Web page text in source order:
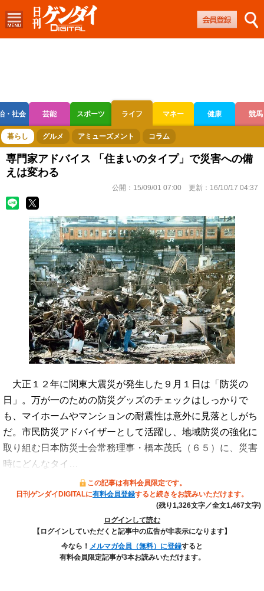
・社会 芸能 スポーツ ライフ マネー 健康 競馬
ボートレース 競輪 オートレース
暮らし グルメ アミューズメント コラム
専門家アドバイス 「住まいのタイプ」で災害への備
えは変わる
公開： 15/09/01 07:00 更新： 16/10/17 04:37
大正１２年に関東大震災が発生した９月１日は「防災の
日」。万が一のための防災グッズのチェックはしっかりで
も、マイホームやマンションの耐震性は意外に見落としがち
だ。市民防災アドバイザーとして活躍し、地域防災の強化に
取り組む日本防災士会常務理事・橋本茂氏（６５）に、災害
時にどんなタイ…
この記事は有料会員限定です。
日刊ゲンダイDIGITALに有料会員登録すると続きをお読みいただけます。
(残り1,326文字／全文1,467文字)
ログインして読む
【ログインしていただくと記事中の広告が非表示になります】
今なら！ メルマガ会員（無料）に登録すると
有料会員限定記事が3本お読みいただけます。